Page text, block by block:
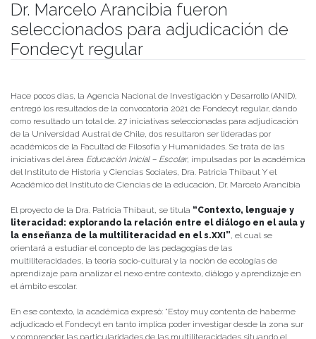
Dr. Marcelo Arancibia fueron
seleccionados para adjudicación de
Fondecyt regular
Hace pocos días, la Agencia Nacional de Investigación y Desarrollo (ANID),
entregó los resultados de la convocatoria 2021 de Fondecyt regular, dando
como resultado un total de. 27 iniciativas seleccionadas para adjudicación
de la Universidad Austral de Chile, dos resultaron ser lideradas por
académicos de la Facultad de Filosofía y Humanidades. Se trata de las
iniciativas del área Educación Inicial – Escolar, impulsadas por la académica
del Instituto de Historia y Ciencias Sociales, Dra. Patricia Thibaut Y el
Académico del Instituto de Ciencias de la educación, Dr. Marcelo Arancibia
El proyecto de la Dra. Patricia Thibaut, se titula “Contexto, lenguaje y
literacidad: explorando la relación entre el diálogo en el aula y
la enseñanza de la multiliteracidad en el s.XXI”, el cual se
orientará a estudiar el concepto de las pedagogías de las
multiliteracidades, la teoría socio-cultural y la noción de ecologías de
aprendizaje para analizar el nexo entre contexto, diálogo y aprendizaje en
el ámbito escolar.
En ese contexto, la académica expresó: “Estoy muy contenta de haberme
adjudicado el Fondecyt en tanto implica poder investigar desde la zona sur